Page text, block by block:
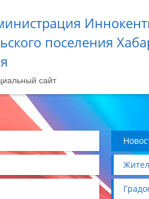
поселения
сайт